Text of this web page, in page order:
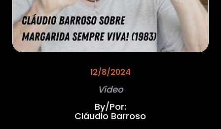
12/8/2024
Vídeo
By/Por:
Cláudio Barroso